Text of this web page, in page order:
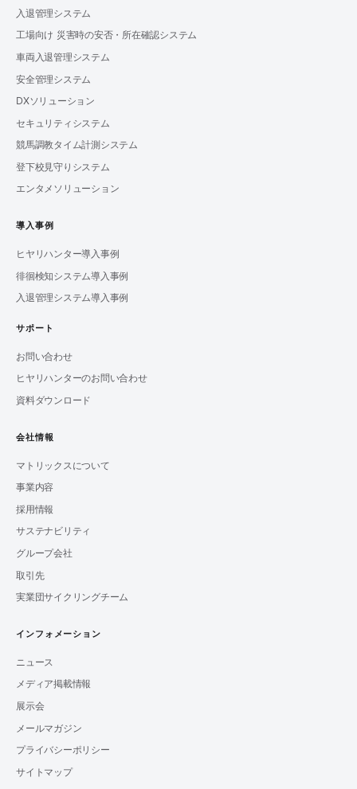
入退管理システム
工場向け 災害時の安否・所在確認システム
車両入退管理システム
安全管理システム
DXソリューション
セキュリティシステム
競馬調教タイム計測システム
登下校見守りシステム
エンタメソリューション
導入事例
ヒヤリハンター導入事例
徘徊検知システム導入事例
入退管理システム導入事例
サポート
お問い合わせ
ヒヤリハンターのお問い合わせ
資料ダウンロード
会社情報
マトリックスについて
事業内容
採用情報
サステナビリティ
グループ会社
取引先
実業団サイクリングチーム
インフォメーション
ニュース
メディア掲載情報
展示会
メールマガジン
プライバシーポリシー
サイトマップ